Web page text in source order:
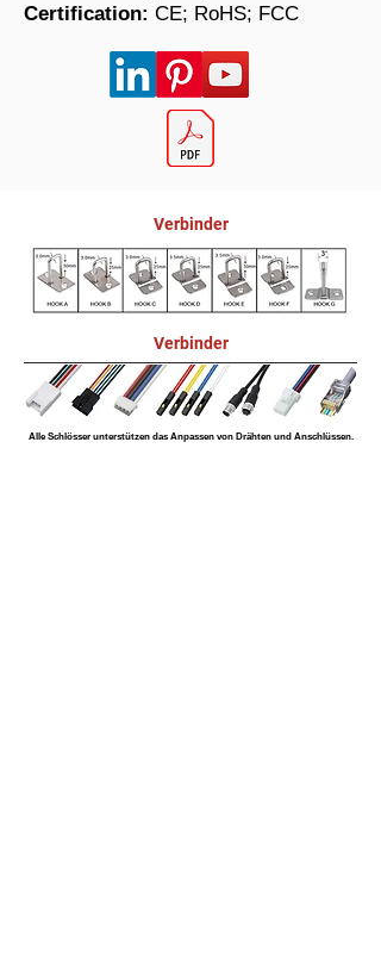
Certification: CE; RoHS; FCC
Verbinder
Verbinder
Alle Schlösser unterstützen das Anpassen von Drähten und Anschlüssen.